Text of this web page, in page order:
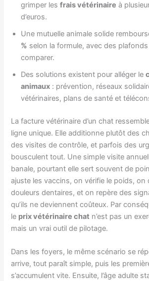
grimper lesfrais vétérinaire à
d’euros.
Une mutuelle animale solide
% selon la formule, avec des
comparer.
Des solutions existent pour alléger le
animaux : prévention, réseaux
vétérinaires, plans de santé et
La facture vétérinaire d’un chat
ligne unique. Elle additionne plutôt des
des visites de contrôle, et parfois des
bousculent tout. Une simple visite
banale, pourtant elle sert souvent de
ajuste les vaccins, on vérifie le poids, on
douleurs dentaires, et on repère des
qu’ils ne deviennent coûteux. Par
le prix vétérinaire chat n’est pas un
mais un vrai outil de pilotage.
Dans les foyers, le même scénario se
arrive, tout paraît simple, puis les
s’accumulent vite. Ensuite, l’âge adulte